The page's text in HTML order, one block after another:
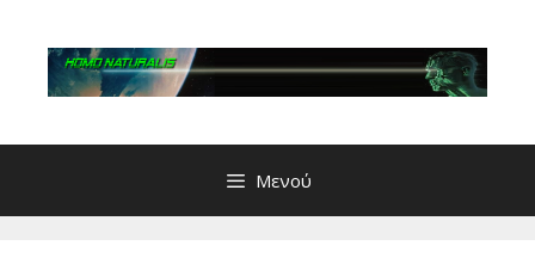
περιεχόμενο
Μενού